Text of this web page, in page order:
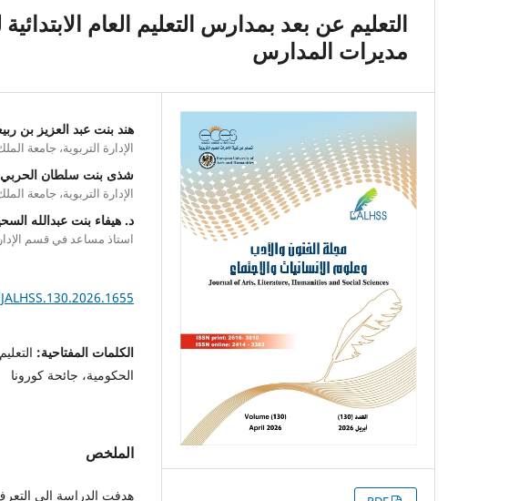
التعليم عن بعد بمدارس التعليم العام
مديرات المدارس
هند بنت عبد العزيز بن
الإدارة التربوية، جامعة
شذى بنت سلطان الحربي
الإدارة التربوية، جامعة
د. هيفاء بنت عبدالله
استاذ مساعد في قسم
الكلمات المفتاحية:
الحكومية، جائحة كورونا
الملخص
هدفت الدراسة إلى